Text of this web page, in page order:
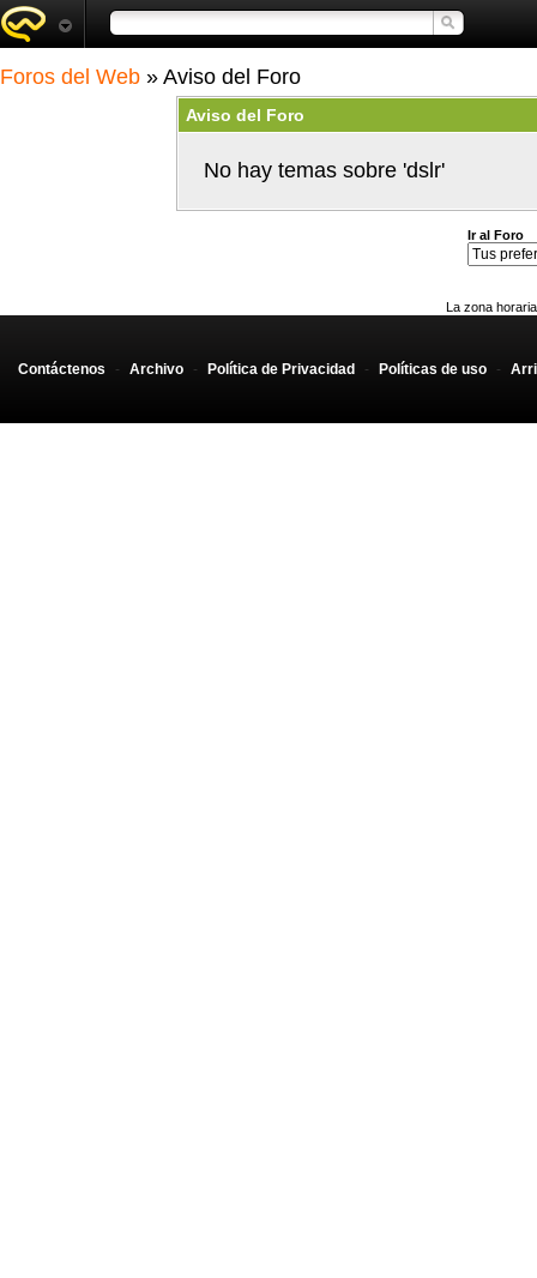
Foros del Web » Aviso del Foro
Aviso del Foro
No hay temas sobre 'dslr'
Ir al Foro
La zona
Contáctenos - Archivo - Política de Privacidad - Políticas de uso -